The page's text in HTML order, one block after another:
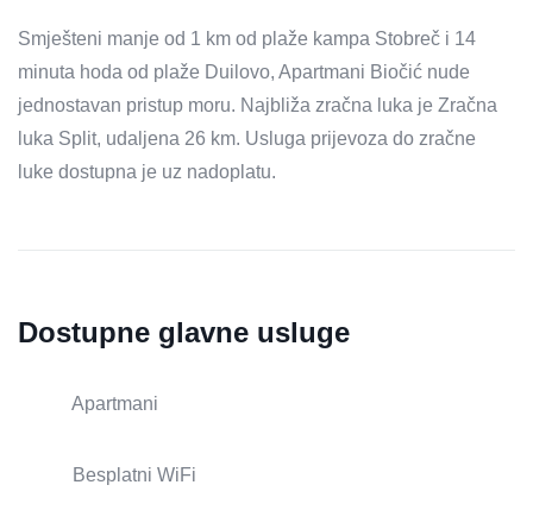
Smješteni manje od 1 km od plaže kampa Stobreč i 14
minuta hoda od plaže Duilovo, Apartmani Biočić nude
jednostavan pristup moru. Najbliža zračna luka je Zračna
luka Split, udaljena 26 km. Usluga prijevoza do zračne
luke dostupna je uz nadoplatu.
Dostupne glavne usluge
Apartmani
Besplatni WiFi